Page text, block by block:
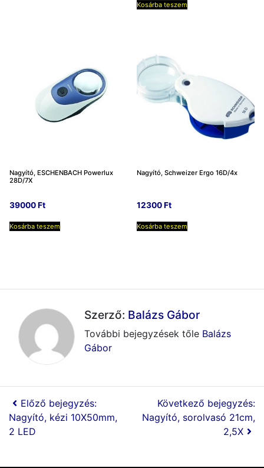
Kosárba teszem
Nagyító, ESCHENBACH Powerlux
28D/7X
39000Ft
Kosárba teszem
Nagyító, Schweizer Ergo 16D/4x
12300Ft
Kosárba teszem
Szerző: Balázs Gábor
További bejegyzések tőle Balázs
Gábor
Előző bejegyzés:
Nagyító, kézi 10X50mm,
2 LED
Következő bejegyzés:
Nagyító, sorolvasó 21cm,
2,5X